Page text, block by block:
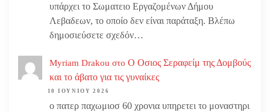
υπάρχει το Σωματειο Εργαζομένων Δήμου
Λεβαδεων, το οποίο δεν είναι παράταξη. Βλέπω
δημοσιεύσετε σχεδόν…
Myriam Drakou στο Ο Οσιος Σεραφείμ της Δομβούς
και το άβατο για τις γυναίκες
10 ΙΟΥΝΊΟΥ 2026
ο πατερ παχωμιοσ 60 χρονια υπηρετει το μοναστηρι